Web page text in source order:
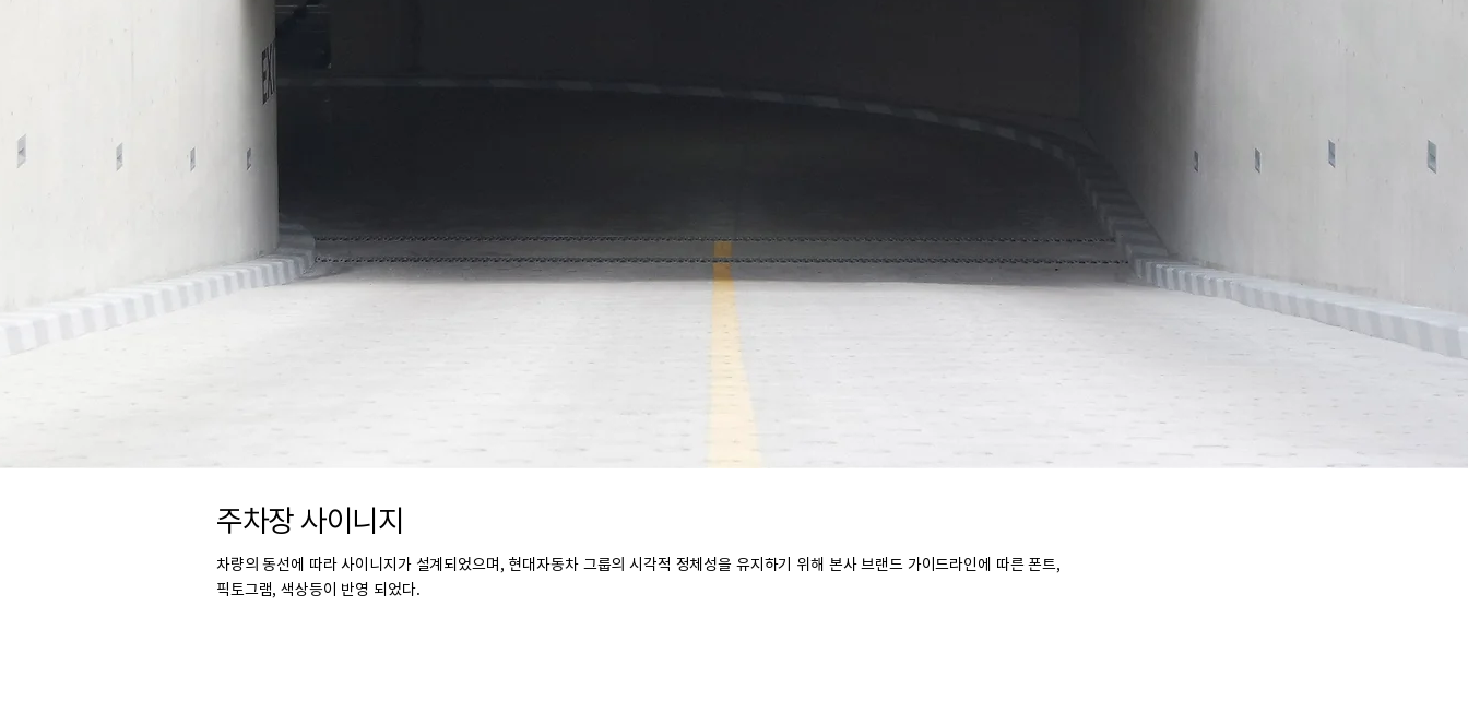
주차장 사이니지
​차량의 동선에 따라 사이니지가 설계되었으며, 현대자동차 그룹의 시각적 정체성을 유지하기 위해 본사 브랜드 가이드라인에 따른 폰트,
픽토그램, 색상등이 반영 되었다.